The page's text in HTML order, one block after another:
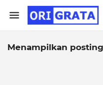
Menampilkan